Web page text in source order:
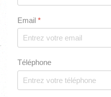
Email *
Téléphone